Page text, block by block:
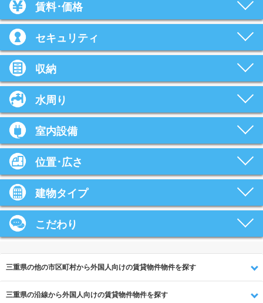
賃料･価格
セキュリティ
収納
水周り
室内設備
位置･広さ
建物タイプ
こだわり
三重県の他の市区町村から外国人向けの賃貸物件物件を探す
三重県の沿線から外国人向けの賃貸物件物件を探す